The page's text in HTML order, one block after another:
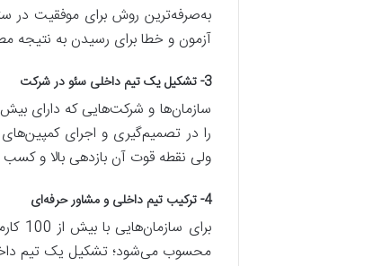
به‌صرفه‌ترین روش برای موفقیت در
آزمون و خطا برای رسیدن به نتیجه
3- تشکیل یک تیم داخلی سئو در شرکت
را در تصمیم‌گیری و اجرای
ولی نقطه قوت آن بازدهی بالا و کسب
4- ترکیب تیم داخلی و مشاور حرفه‌ای
محسوب می‌شود؛ تشکیل یک تیم